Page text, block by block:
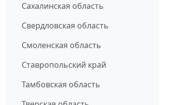
Сахалинская область
Свердловская область
Смоленская область
Ставропольский край
Тамбовская область